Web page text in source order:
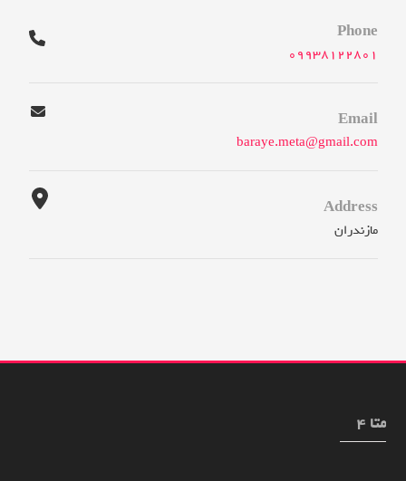
Phone
09938122801
Email
baraye.meta@gmail.com
Address
مازندران
متا 4